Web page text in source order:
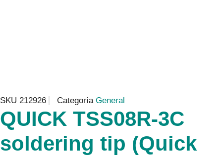
SKU 212926 Categoría General
QUICK TSS08R-3C
soldering tip (Quick